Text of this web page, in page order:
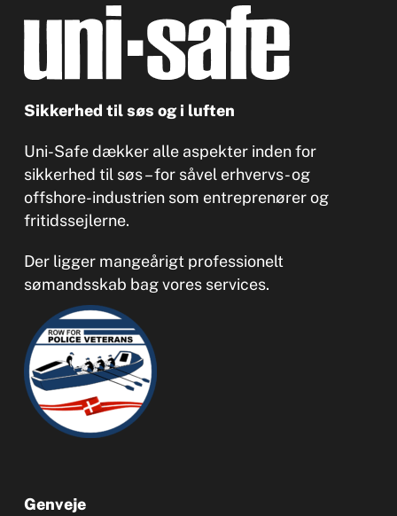
Sikkerhed til søs og i luften
Uni-Safe dækker alle aspekter inden for
sikkerhed til søs – for såvel erhvervs- og
offshore-industrien som entreprenører og
fritidssejlerne.
Der ligger mangeårigt professionelt
sømandsskab bag vores services.
Genveje